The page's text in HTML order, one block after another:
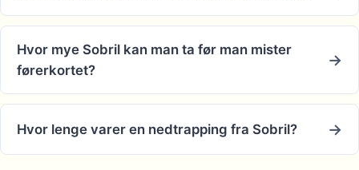
Hvor mye Sobril kan man ta før man mister
førerkortet?
Hvor lenge varer en nedtrapping fra Sobril?